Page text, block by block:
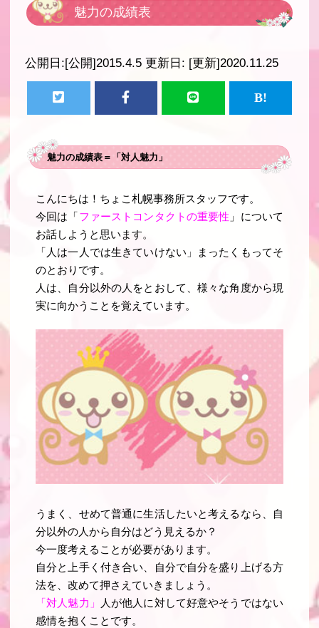
魅力の成績表
公開日:[公開]2015.4.5 更新日: [更新]2020.11.25
魅力の成績表＝「対人魅力」
こんにちは！ちょこ札幌事務所スタッフです。
今回は「 ファーストコンタクトの重要性 」について
お話しようと思います。
「人は一人では生きていけない」まったくもってそ
のとおりです。
人は、自分以外の人をとおして、様々な角度から現
実に向かうことを覚えています。
うまく、せめて普通に生活したいと考えるなら、自
分以外の人から自分はどう見えるか？
今一度考えることが必要があります。
自分と上手く付き合い、自分で自分を盛り上げる方
法を、改めて押さえていきましょう。
「対人魅力」
人が他人に対して好意やそうではない
感情を抱くことです。